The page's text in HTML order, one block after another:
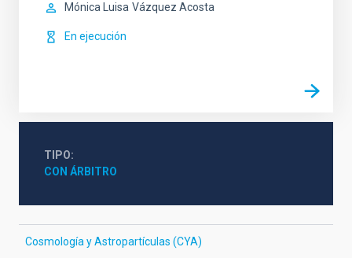
Mónica Luisa Vázquez Acosta
En ejecución
TIPO
CON ÁRBITRO
Cosmología y Astropartículas (CYA)